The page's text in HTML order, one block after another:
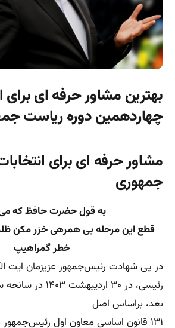
بهترین مشاور حرفه ای برای
چهاردهمین دوره ریاست
مشاور حرفه ای برای
جمهوری
به قول حضرت حافظ که
قطع این مرحله بی همرهی خزر مکن
خطر گمراهیپ
در پی شهادت رئیس‌جمهور عزیزمان ایت
رئیسی، در ۳۰
بعد، براساس اصل
۱۳۱ قانون اساسی معاون اول